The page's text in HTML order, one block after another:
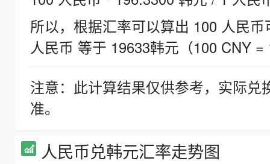
所以，根据汇率可以算出 100 人民
人民币 等于 19633韩元（100 CNY =
注意：此计算结果仅供参考，实际
准。
人民币兑韩元汇率走势图